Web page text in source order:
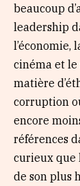
beaucoup
leadership
l’économie,
cinéma et le
matière
corruption
encore
références
curieux que
de son plus